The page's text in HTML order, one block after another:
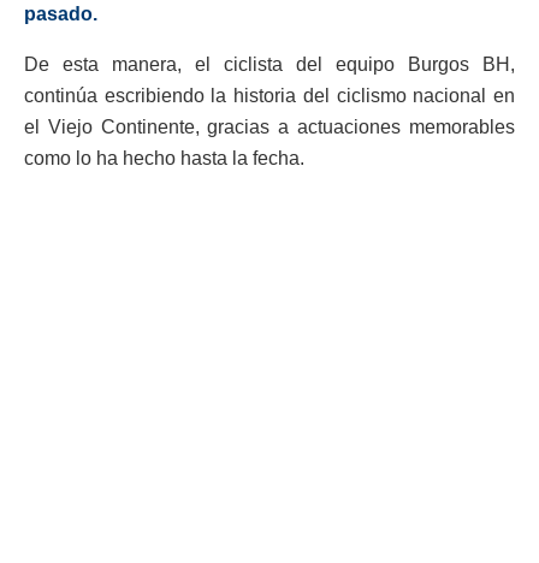
pasado.
De esta manera, el ciclista del equipo Burgos BH,
continúa escribiendo la historia del ciclismo nacional en
el Viejo Continente, gracias a actuaciones memorables
como lo ha hecho hasta la fecha.